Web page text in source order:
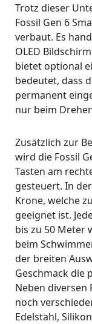
Trotz dieser
Fossil Gen 6
verbaut. Es
OLED
bietet optional
bedeutet, dass
permanent
nur beim
Zusätzlich zur
wird die Fossil
Tasten am
gesteuert. In
Krone, welche
geeignet ist.
bis zu 50 Meter
beim
der breiten
Geschmack die
Neben diversen
noch
Edelstahl,